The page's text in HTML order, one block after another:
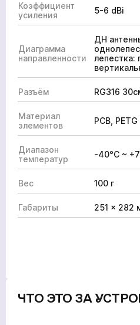
Коэффициент
усиления
5-6 dBi
Диаграмма
направленности
ДН
лепестка:
Разъём RG316
Материал
элементов
PCB, PETG
Диапазон
температур
-40°C ~
Вес 100 г
Габариты 251 × 282
ЧТО ЭТО ЗА